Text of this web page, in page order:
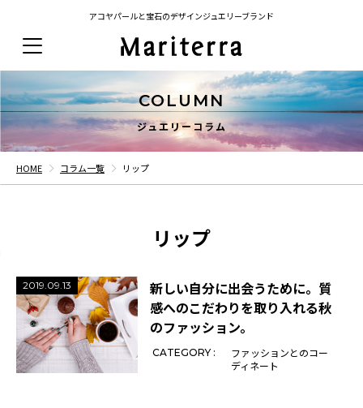
アコヤパールと宝石のデザインジュエリーブランド
COLUMN
ジュエリーコラム
HOME コラム一覧 リップ
リップ
2019.09.13
新しい自分に出会うために。質
感へのこだわりを取り入れる秋
のファッション。
CATEGORY :
ファッションとのコー
ディネート